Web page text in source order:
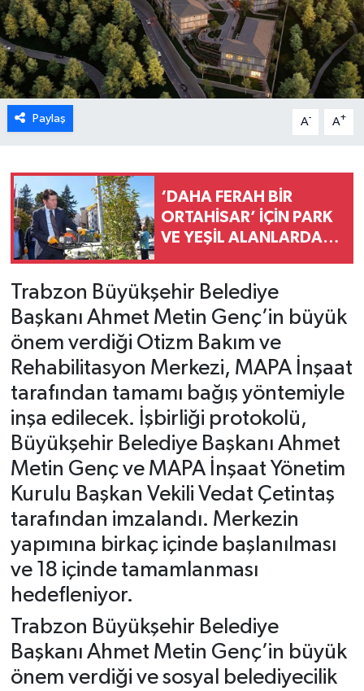
Paylaş A- A+
‘DAHA FERAH BİR
ORTAHİSAR’ İÇİN PARK
VE YEŞİL ALANLARDA
Trabzon Büyükşehir Belediye
Başkanı Ahmet Metin Genç’in büyük
önem verdiği Otizm Bakım ve
Rehabilitasyon Merkezi, MAPA İnşaat
tarafından tamamı bağış yöntemiyle
inşa edilecek. İşbirliği protokolü,
Büyükşehir Belediye Başkanı Ahmet
Metin Genç ve MAPA İnşaat Yönetim
Kurulu Başkan Vekili Vedat Çetintaş
tarafından imzalandı. Merkezin
yapımına birkaç içinde başlanılması
ve 18 içinde tamamlanması
hedefleniyor.
Trabzon Büyükşehir Belediye
Başkanı Ahmet Metin Genç’in büyük
önem verdiği ve sosyal belediyecilik